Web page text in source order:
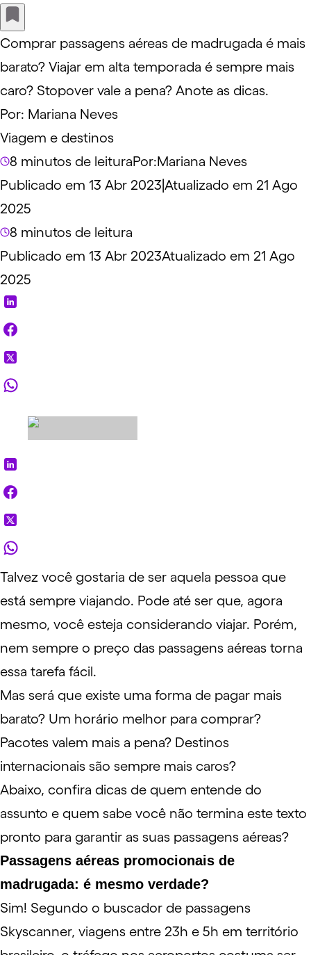
Comprar passagens aéreas de madrugada é mais
barato? Viajar em alta temporada é sempre mais
caro? Stopover vale a pena? Anote as dicas.
Por: Mariana Neves
Viagem e destinos
8 minutos de leituraPor:Mariana Neves
Publicado em 13 Abr 2023 Atualizado em 21 Ago
2025
8 minutos de leitura
Publicado em 13 Abr 2023Atualizado em 21 Ago
2025
Talvez você gostaria de ser aquela pessoa que
está sempre viajando. Pode até ser que, agora
mesmo, você esteja considerando viajar. Porém,
nem sempre o preço das passagens aéreas torna
essa tarefa fácil.
Mas será que existe uma forma de pagar mais
barato? Um horário melhor para comprar?
Pacotes valem mais a pena? Destinos
internacionais são sempre mais caros?
Abaixo, confira dicas de quem entende do
assunto e quem sabe você não termina este texto
pronto para garantir as suas passagens aéreas?
Passagens aéreas promocionais de
madrugada: é mesmo verdade?
Sim! Segundo o buscador de passagens
Skyscanner, viagens entre 23h e 5h em território